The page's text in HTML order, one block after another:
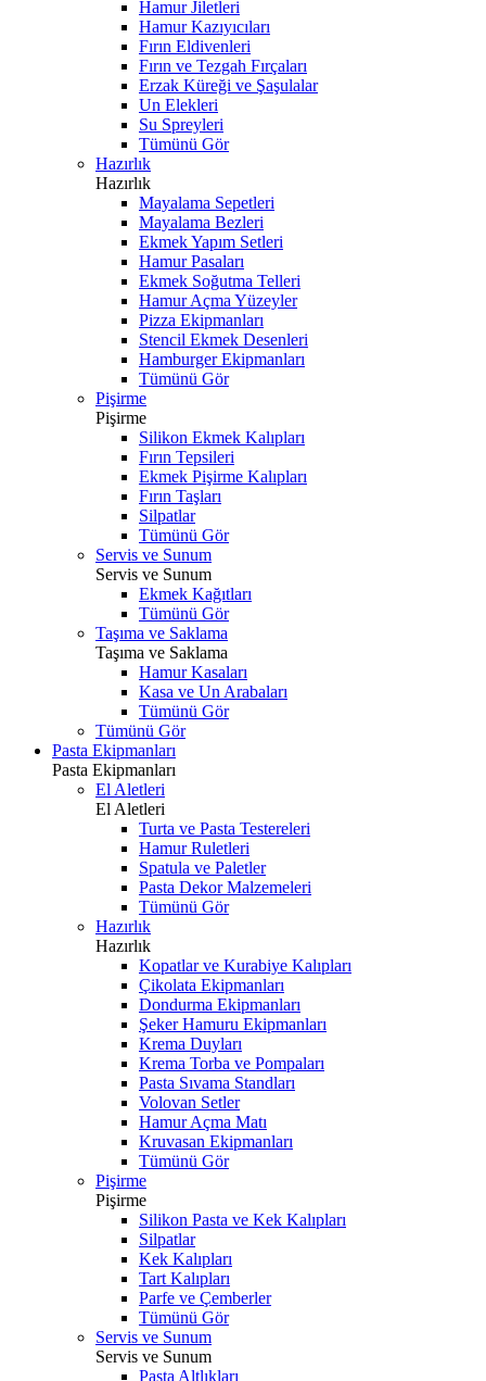
Hamur Jiletleri
Hamur Kazıyıcıları
Fırın Eldivenleri
Fırın ve Tezgah Fırçaları
Erzak Küreği ve Şaşulalar
Un Elekleri
Su Spreyleri
Tümünü Gör
Hazırlık
Hazırlık
Mayalama Sepetleri
Mayalama Bezleri
Ekmek Yapım Setleri
Hamur Pasaları
Ekmek Soğutma Telleri
Hamur Açma Yüzeyler
Pizza Ekipmanları
Stencil Ekmek Desenleri
Hamburger Ekipmanları
Tümünü Gör
Pişirme
Pişirme
Silikon Ekmek Kalıpları
Fırın Tepsileri
Ekmek Pişirme Kalıpları
Fırın Taşları
Silpatlar
Tümünü Gör
Servis ve Sunum
Servis ve Sunum
Ekmek Kağıtları
Tümünü Gör
Taşıma ve Saklama
Taşıma ve Saklama
Hamur Kasaları
Kasa ve Un Arabaları
Tümünü Gör
Tümünü Gör
Pasta Ekipmanları
Pasta Ekipmanları
El Aletleri
El Aletleri
Turta ve Pasta Testereleri
Hamur Ruletleri
Spatula ve Paletler
Pasta Dekor Malzemeleri
Tümünü Gör
Hazırlık
Hazırlık
Kopatlar ve Kurabiye Kalıpları
Çikolata Ekipmanları
Dondurma Ekipmanları
Şeker Hamuru Ekipmanları
Krema Duyları
Krema Torba ve Pompaları
Pasta Sıvama Standları
Volovan Setler
Hamur Açma Matı
Kruvasan Ekipmanları
Tümünü Gör
Pişirme
Pişirme
Silikon Pasta ve Kek Kalıpları
Silpatlar
Kek Kalıpları
Tart Kalıpları
Parfe ve Çemberler
Tümünü Gör
Servis ve Sunum
Servis ve Sunum
Pasta Altlıkları